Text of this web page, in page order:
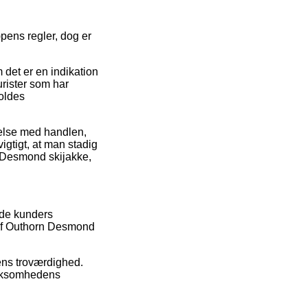
regler, dog er
det er en indikation
som har
med handlen,
at man stadig
skijakke,
kunders
Desmond
troværdighed.